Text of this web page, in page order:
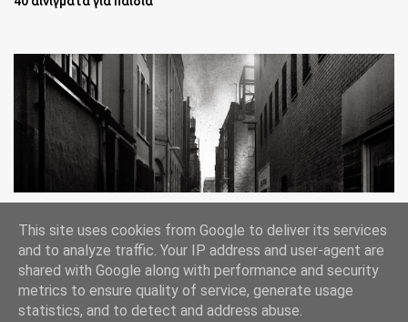
Lee Jeffries
This site uses cookies from Google to deliver its services
and to analyze traffic. Your IP address and user-agent are
shared with Google along with performance and security
metrics to ensure quality of service, generate usage
statistics, and to detect and address abuse.